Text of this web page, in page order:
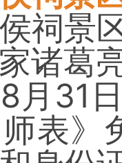
祠景
诸葛
月31
表》